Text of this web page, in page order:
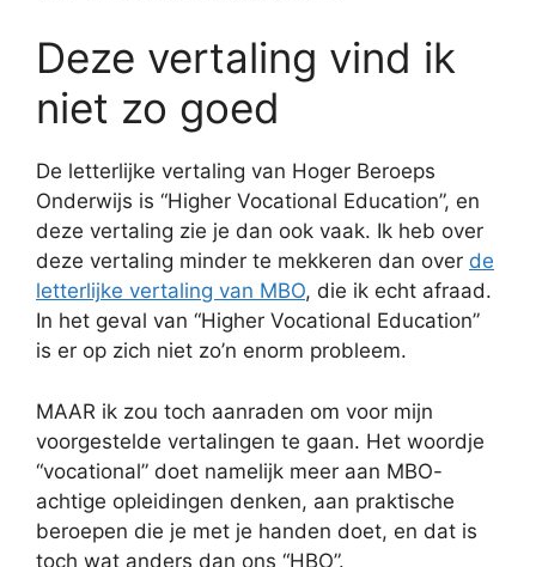
Deze vertaling vind ik
niet zo goed
De letterlijke vertaling van Hoger Beroeps
Onderwijs is “Higher Vocational Education”, en
deze vertaling zie je dan ook vaak. Ik heb over
deze vertaling minder te mekkeren dan over de
letterlijke vertaling van MBO, die ik echt afraad.
In het geval van “Higher Vocational Education”
is er op zich niet zo’n enorm probleem.
MAAR ik zou toch aanraden om voor mijn
voorgestelde vertalingen te gaan. Het woordje
“vocational” doet namelijk meer aan MBO-
achtige opleidingen denken, aan praktische
beroepen die je met je handen doet, en dat is
toch wat anders dan ons “HBO”.